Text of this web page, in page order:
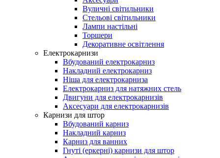
Вуличні світильники
Стельові світильники
Лампи настільні
Торшери
Декоративне освітлення
Електрокарнизи
Вбудований електрокарниз
Накладний електрокарниз
Ніша для електрокарниза
Електрокарниз для натяжних стель
Двигуни для електрокарнизів
Аксесуари для електрокарнизів
Карнизи для штор
Вбудований карниз
Накладний карниз
Карниз для ванних
Гнуті (еркерні) карнизи для штор